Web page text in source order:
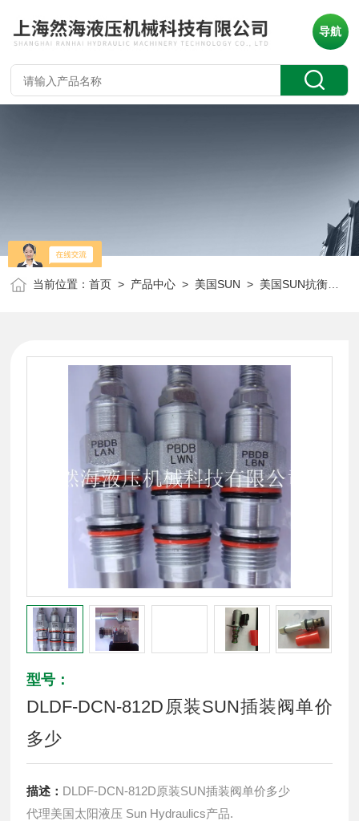
导航
当前位置：首页 > 产品中心 > 美国SUN > 美国SUN抗衡阀
型号：
DLDF-DCN-812D原装SUN插装阀单价
多少
描述： DLDF-DCN-812D原装SUN插装阀单价多少
代理美国太阳液压 Sun Hydraulics产品.